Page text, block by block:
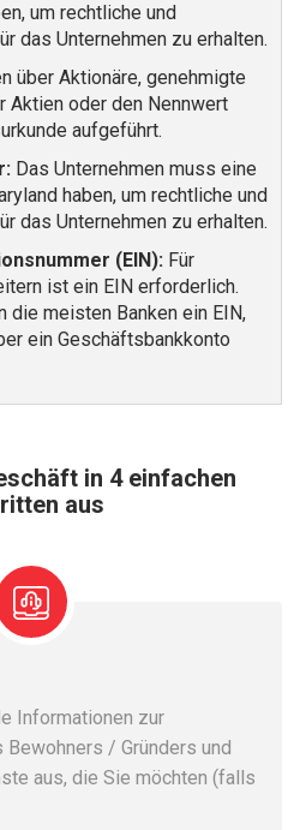
um rechtliche und
das Unternehmen zu erhalten.
über Aktionäre, genehmigte
Aktien oder den Nennwert
aufgeführt.
Das Unternehmen muss eine
haben, um rechtliche und
das Unternehmen zu erhalten.
(EIN): Für
ist ein EIN erforderlich.
die meisten Banken ein EIN,
ein Geschäftsbankkonto
in 4 einfachen
aus
Informationen zur
/ Gründers und
aus, die Sie möchten (falls